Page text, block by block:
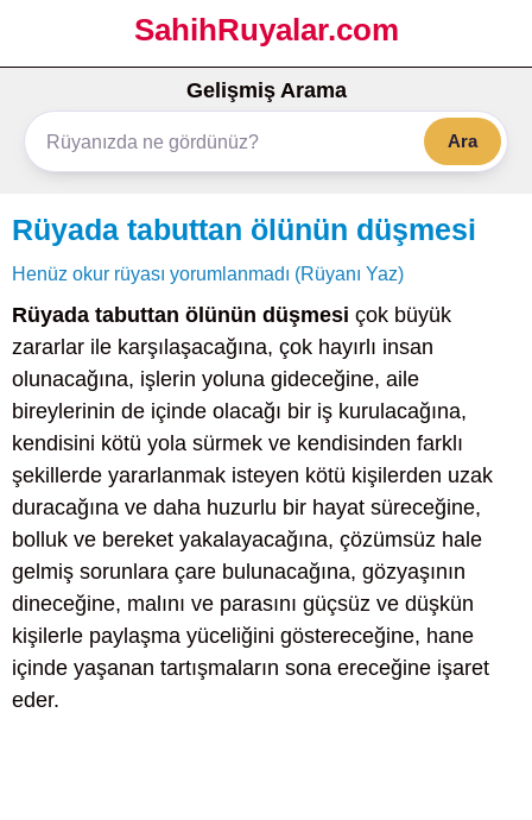
SahihRuyalar.com
Gelişmiş Arama
Ara
Rüyada tabuttan ölünün düşmesi
Henüz okur rüyası yorumlanmadı (Rüyanı Yaz)
Rüyada tabuttan ölünün düşmesi çok büyük
zararlar ile karşılaşacağına, çok hayırlı insan
olunacağına, işlerin yoluna gideceğine, aile
bireylerinin de içinde olacağı bir iş kurulacağına,
kendisini kötü yola sürmek ve kendisinden farklı
şekillerde yararlanmak isteyen kötü kişilerden uzak
duracağına ve daha huzurlu bir hayat süreceğine,
bolluk ve bereket yakalayacağına, çözümsüz hale
gelmiş sorunlara çare bulunacağına, gözyaşının
dineceğine, malını ve parasını güçsüz ve düşkün
kişilerle paylaşma yüceliğini göstereceğine, hane
içinde yaşanan tartışmaların sona ereceğine işaret
eder.